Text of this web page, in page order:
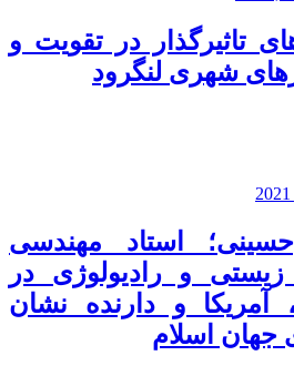
تاثیرگذار در تقویت و
شهری لنگرود
استاد مهندسی
و رادیولوژی در
آمریکا و دارنده نشان
جهان اسلام